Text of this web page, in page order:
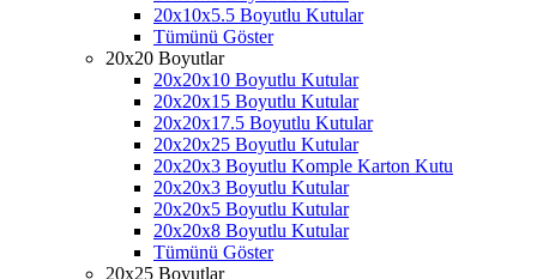
20x10x5.5 Boyutlu Kutular
Tümünü Göster
20x20 Boyutlar
20x20x10 Boyutlu Kutular
20x20x15 Boyutlu Kutular
20x20x17.5 Boyutlu Kutular
20x20x25 Boyutlu Kutular
20x20x3 Boyutlu Komple Karton Kutu
20x20x3 Boyutlu Kutular
20x20x5 Boyutlu Kutular
20x20x8 Boyutlu Kutular
Tümünü Göster
20x25 Boyutlar